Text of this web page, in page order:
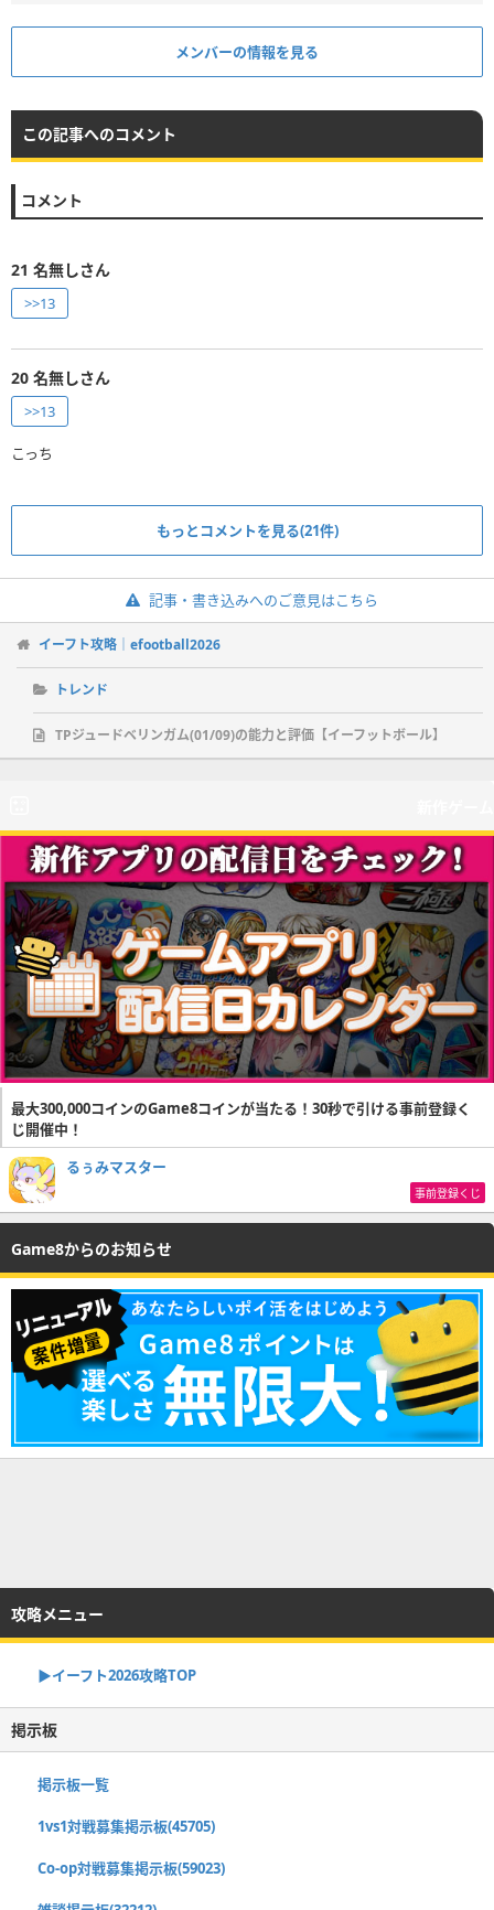
メンバーの情報を見る
この記事へのコメント
コメント
21 名無しさん
>>13
20 名無しさん
>>13
こっち
もっとコメントを見る(21件)
記事・書き込みへのご意見はこちら
イーフト攻略｜efootball2026
トレンド
TPジュードベリンガム(01/09)の能力と評価【イーフットボール】
最大300,000コインのGame8コインが当たる！30秒で引ける事前登録く
じ開催中！
るぅみマスター
事前登録くじ
Game8からのお知らせ
攻略メニュー
▶イーフト2026攻略TOP
掲示板
掲示板一覧
1vs1対戦募集掲示板(45705)
Co-op対戦募集掲示板(59023)